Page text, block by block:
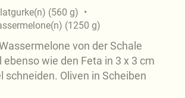
(560 g)
(1250 g)
von der Schale
ebenso wie den Feta in 3 x 3 cm
schneiden. Oliven in Scheiben